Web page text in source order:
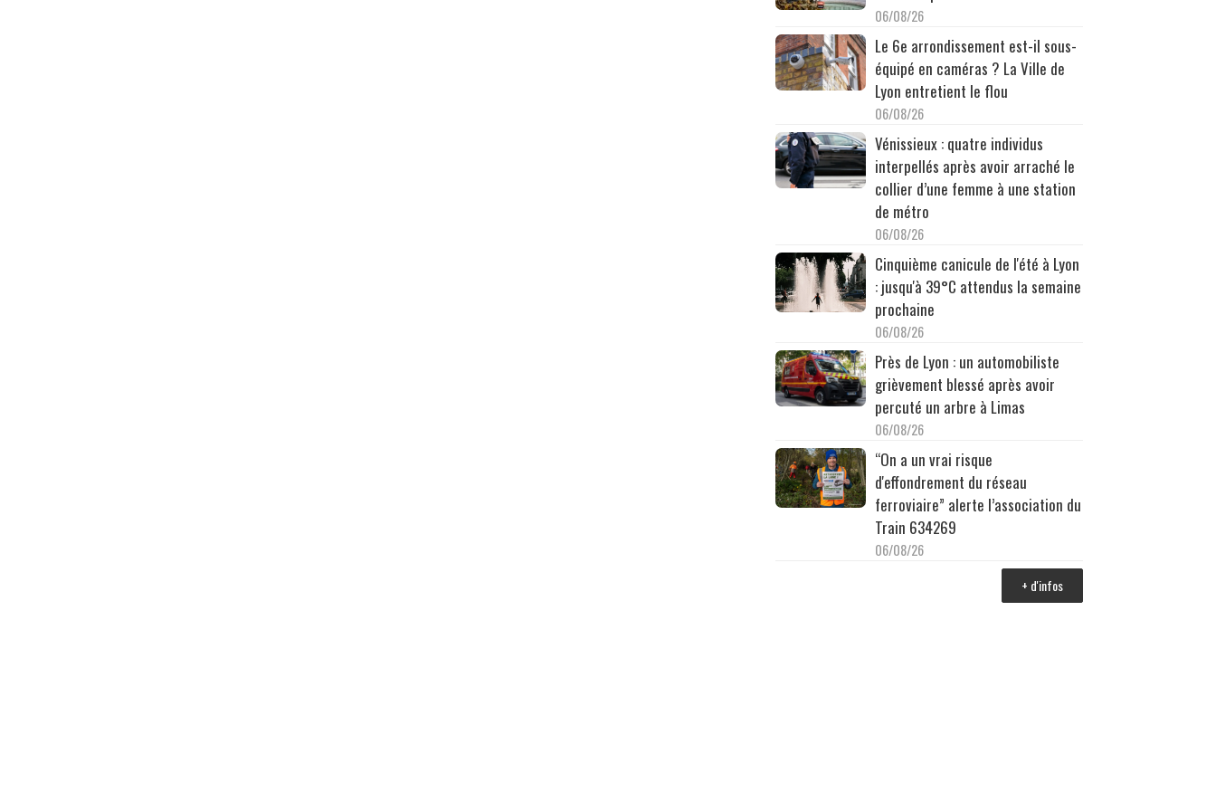
06/08/26
Le 6e arrondissement est-il sous-
équipé en caméras ? La Ville de
Lyon entretient le flou
06/08/26
Vénissieux : quatre individus
interpellés après avoir arraché le
collier d’une femme à une station
de métro
06/08/26
Cinquième canicule de l'été à Lyon
: jusqu'à 39°C attendus la semaine
prochaine
06/08/26
Près de Lyon : un automobiliste
grièvement blessé après avoir
percuté un arbre à Limas
06/08/26
“On a un vrai risque
d'effondrement du réseau
ferroviaire” alerte l’association du
Train 634269
06/08/26
+ d'infos